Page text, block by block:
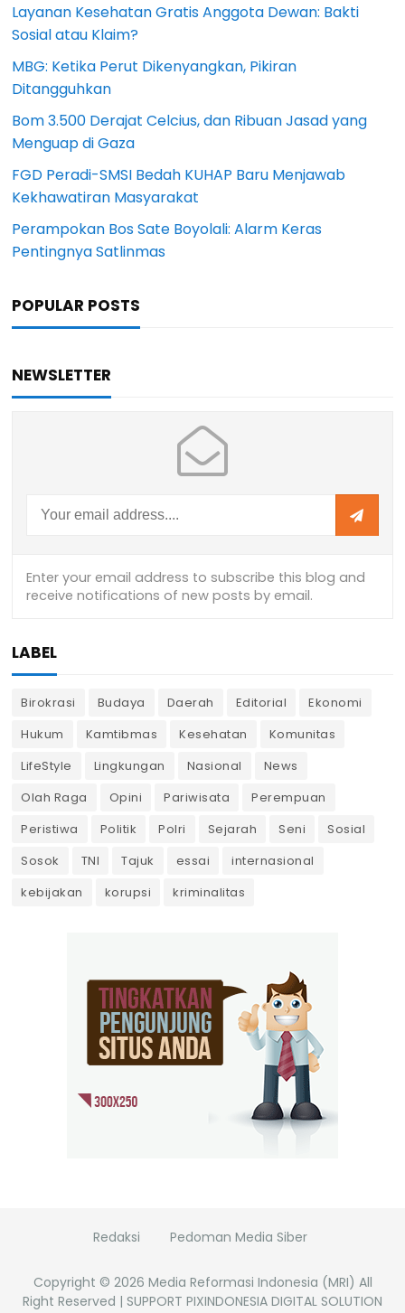
Layanan Kesehatan Gratis Anggota Dewan: Bakti
Sosial atau Klaim?
MBG: Ketika Perut Dikenyangkan, Pikiran
Ditangguhkan
Bom 3.500 Derajat Celcius, dan Ribuan Jasad yang
Menguap di Gaza
FGD Peradi-SMSI Bedah KUHAP Baru Menjawab
Kekhawatiran Masyarakat
Perampokan Bos Sate Boyolali: Alarm Keras
Pentingnya Satlinmas
POPULAR POSTS
NEWSLETTER
LABEL
Birokrasi Budaya Daerah Editorial
Ekonomi
Hukum
Kamtibmas Kesehatan
Komunitas
LifeStyle
Lingkungan Nasional
News
Olah Raga
Opini Pariwisata
Perempuan
Peristiwa
Politik Polri Sejarah Seni
Sosial
Sosok
TNI Tajuk essai
internasional
kebijakan
korupsi kriminalitas
Redaksi Pedoman Media Siber
Copyright © 2026 Media Reformasi Indonesia (MRI) All
Right Reserved | SUPPORT PIXINDONESIA DIGITAL SOLUTION